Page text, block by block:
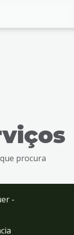
procura
-